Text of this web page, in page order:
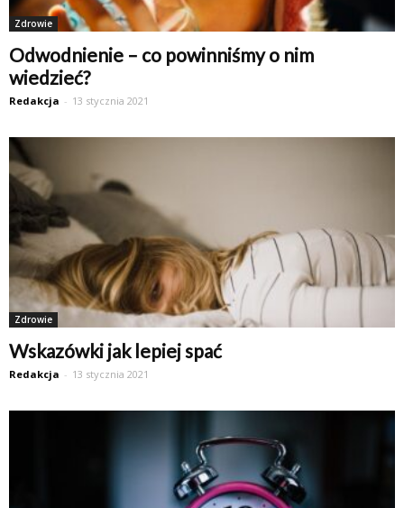
Zdrowie
Odwodnienie – co powinniśmy o nim
wiedzieć?
Redakcja - 13 stycznia 2021
Zdrowie
Wskazówki jak lepiej spać
Redakcja - 13 stycznia 2021